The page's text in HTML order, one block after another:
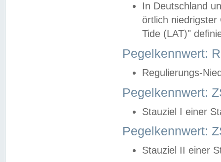
In Deutschland
örtlich
Tide (LAT)"
Pegelkennwert:
Regulierungs-
Pegelkennwert:
Stauziel I einer
Pegelkennwert:
Stauziel II einer